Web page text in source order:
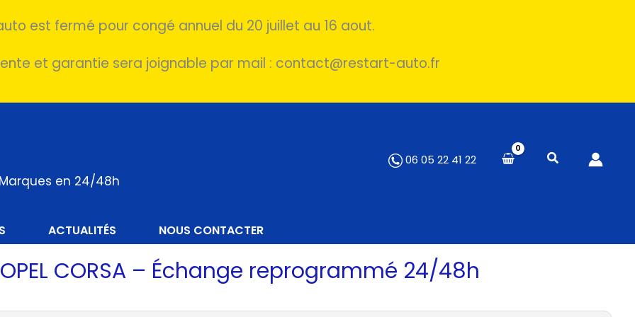
est fermé pour congé annuel du 20 juillet au 16 aout.
et garantie sera joignable par mail : contact@restart-auto.fr
en 24/48h
06 05 22 41 22
ACTUALITÉS NOUS CONTACTER
CORSA – Échange reprogrammé 24/48h